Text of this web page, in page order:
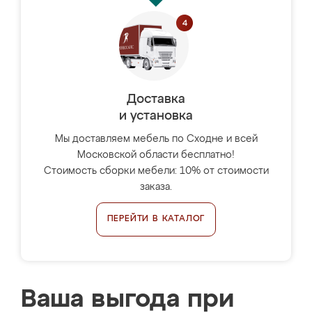
Доставка
и установка
Мы доставляем мебель по Сходне и всей
Московской области бесплатно!
Стоимость сборки мебели: 10% от стоимости
заказа.
ПЕРЕЙТИ В КАТАЛОГ
Ваша выгода при